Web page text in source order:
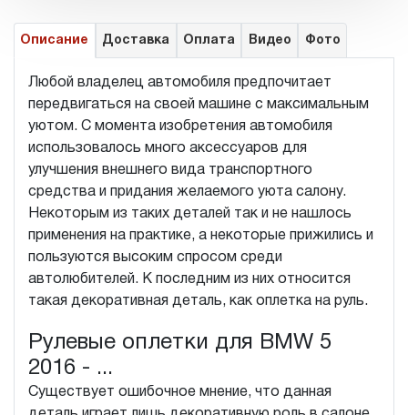
Описание Доставка Оплата Видео Фото
Любой владелец автомобиля предпочитает
передвигаться на своей машине с максимальным
уютом. С момента изобретения автомобиля
использовалось много аксессуаров для
улучшения внешнего вида транспортного
средства и придания желаемого уюта салону.
Некоторым из таких деталей так и не нашлось
применения на практике, а некоторые прижились и
пользуются высоким спросом среди
автолюбителей. К последним из них относится
такая декоративная деталь, как оплетка на руль.
Рулевые оплетки для BMW 5
2016 - ...
Существует ошибочное мнение, что данная